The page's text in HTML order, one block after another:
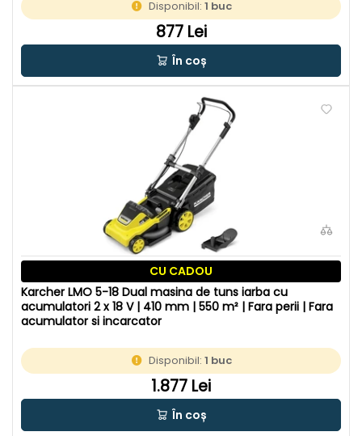
Disponibil:1 buc
877 Lei
În coș
CU CADOU
Karcher LMO 5-18 Dual masina de tuns iarba cu
acumulatori 2 x 18 V | 410 mm | 550 m² | Fara perii | Fara
acumulator si incarcator
Disponibil:1 buc
1.877 Lei
În coș